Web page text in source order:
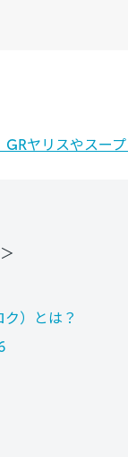
ヤリスやスー
）とは？